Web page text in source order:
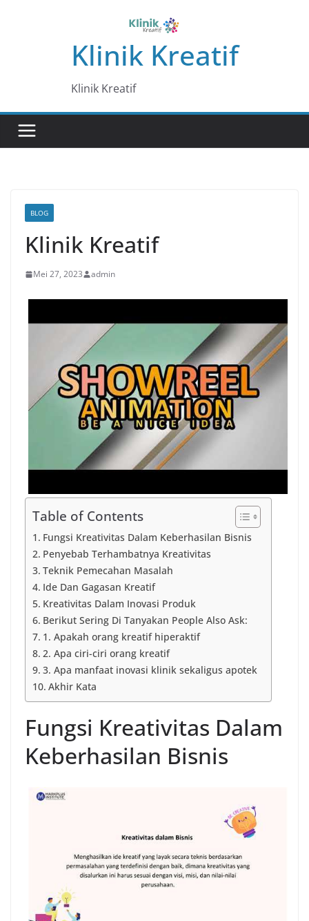
Klinik Kreatif
Klinik Kreatif
BLOG
Klinik Kreatif
Mei 27, 2023 admin
Table of Contents
Fungsi Kreativitas Dalam Keberhasilan Bisnis
Penyebab Terhambatnya Kreativitas
Teknik Pemecahan Masalah
Ide Dan Gagasan Kreatif
Kreativitas Dalam Inovasi Produk
Berikut Sering Di Tanyakan People Also Ask:
1. Apakah orang kreatif hiperaktif
2. Apa ciri-ciri orang kreatif
3. Apa manfaat inovasi klinik sekaligus apotek
Akhir Kata
Fungsi Kreativitas Dalam
Keberhasilan Bisnis